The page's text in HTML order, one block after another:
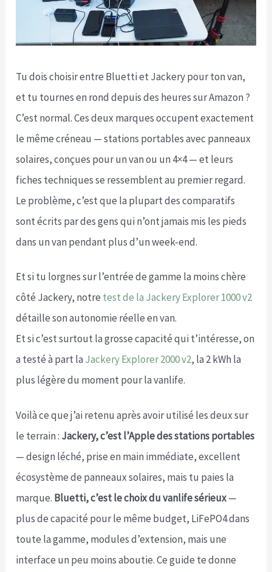
Tu dois choisir entre Bluetti et Jackery pour ton van,
et tu tournes en rond depuis des heures sur Amazon ?
C’est normal. Ces deux marques occupent exactement
le même créneau — stations portables avec panneaux
solaires, conçues pour un van ou un 4×4 — et leurs
fiches techniques se ressemblent au premier regard.
Le problème, c’est que la plupart des comparatifs
sont écrits par des gens qui n’ont jamais mis les pieds
dans un van pendant plus d’un week-end.
Et si tu lorgnes sur l’entrée de gamme la moins chère
côté Jackery, notre test de la Jackery Explorer 1000 v2
détaille son autonomie réelle en van.
Et si c’est surtout la grosse capacité qui t’intéresse, on
a testé à part la Jackery Explorer 2000 v2, la 2 kWh la
plus légère du moment pour la vanlife.
Voilà ce que j’ai retenu après avoir utilisé les deux sur
le terrain : Jackery, c’est l’Apple des stations portables
— design léché, prise en main immédiate, excellent
écosystème de panneaux solaires, mais tu paies la
marque. Bluetti, c’est le choix du vanlife sérieux—
plus de capacité pour le même budget, LiFePO4 dans
toute la gamme, modules d’extension, mais une
interface un peu moins aboutie. Ce guide te donne